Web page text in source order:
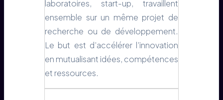
laboratoires, start-up, travaillent
ensemble sur un même projet de
recherche ou de développement.
Le but est d’accélérer l’innovation
en mutualisant idées, compétences
et ressources.